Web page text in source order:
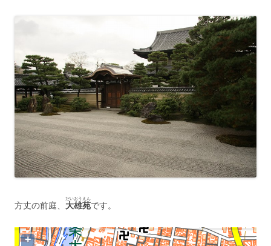
方丈の前庭、 大雄苑
だいおうえん
です。
+